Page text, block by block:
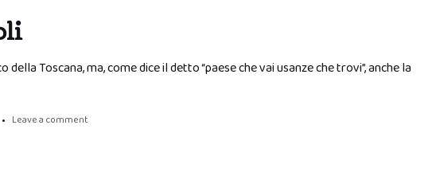
Toscana, ma, come dice il detto “paese che vai usanze che trovi”, anche la
Leave a comment